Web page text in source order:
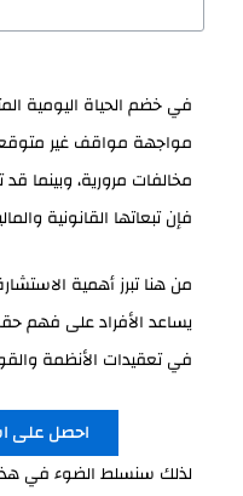
في خضم الحياة اليومية
مواجهة مواقف غير
مخالفات مرورية، وبينما
فإن تبعاتها القانونية
من هنا تبرز أهمية
يساعد الأفراد على فهم
في تعقيدات الأنظمة
احصل على
لذلك سنسلط الضوء في